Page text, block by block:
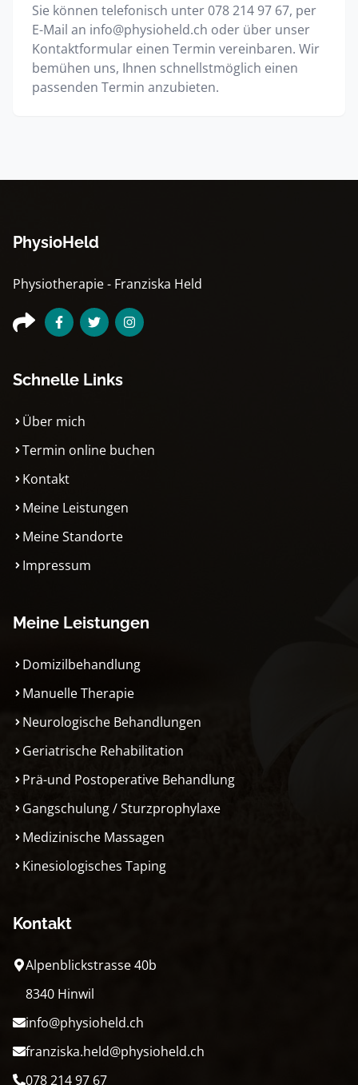
Sie können telefonisch unter 078 214 97 67, per
E-Mail an info@physioheld.ch oder über unser
Kontaktformular einen Termin vereinbaren. Wir
bemühen uns, Ihnen schnellstmöglich einen
passenden Termin anzubieten.
PhysioHeld
Physiotherapie - Franziska Held
Schnelle Links
Über mich
Termin online buchen
Kontakt
Meine Leistungen
Meine Standorte
Impressum
Meine Leistungen
Domizilbehandlung
Manuelle Therapie
Neurologische Behandlungen
Geriatrische Rehabilitation
Prä-und Postoperative Behandlung
Gangschulung / Sturzprophylaxe
Medizinische Massagen
Kinesiologisches Taping
Kontakt
Alpenblickstrasse 40b
8340 Hinwil
info@physioheld.ch
franziska.held@physioheld.ch
078 214 97 67